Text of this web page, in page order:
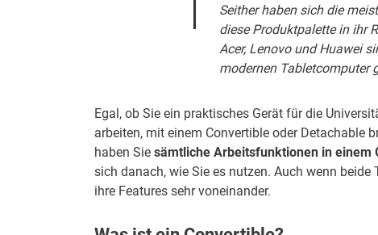
Seither haben sich die
diese Produktpalette in ihr
Acer, LenovoundHuawei
modernen Tabletcomputer
Egal, ob Sie ein praktisches Gerät für die
arbeiten, mit einem Convertible oder Detachable
haben Sie sämtliche Arbeitsfunktionen in einem
sich danach, wie Sie es nutzen. Auch wenn
ihre Features sehr voneinander.